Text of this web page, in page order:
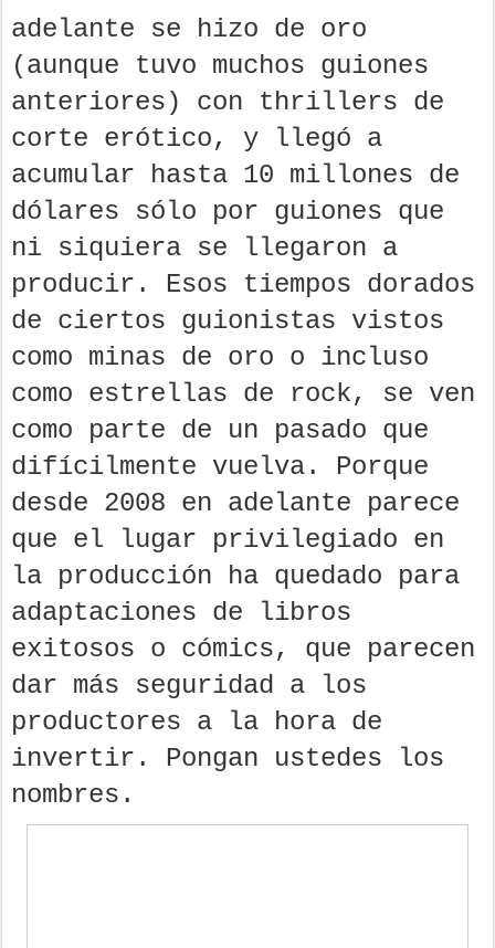
adelante se hizo de oro
(aunque tuvo muchos guiones
anteriores) con thrillers de
corte erótico, y llegó a
acumular hasta 10 millones de
dólares sólo por guiones que
ni siquiera se llegaron a
producir. Esos tiempos dorados
de ciertos guionistas vistos
como minas de oro o incluso
como estrellas de rock, se ven
como parte de un pasado que
difícilmente vuelva. Porque
desde 2008 en adelante parece
que el lugar privilegiado en
la producción ha quedado para
adaptaciones de libros
exitosos o cómics, que parecen
dar más seguridad a los
productores a la hora de
invertir. Pongan ustedes los
nombres.